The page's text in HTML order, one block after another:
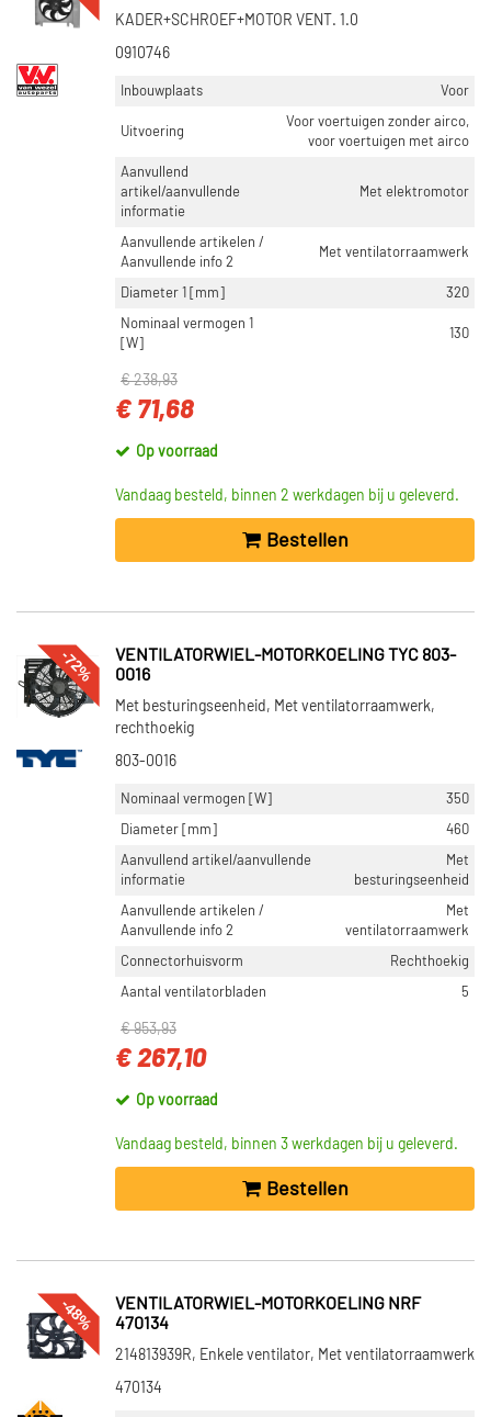
KADER+SCHROEF+MOTOR VENT. 1.0
0910746
Inbouwplaats Voor
Uitvoering
Voor voertuigen zonder airco,
voor voertuigen met airco
Aanvullend
artikel/aanvullende
informatie
Met elektromotor
Aanvullende artikelen /
Aanvullende info 2
Met ventilatorraamwerk
Diameter 1 [mm]
320
Nominaal vermogen 1
[W]
130
€ 238,93
€ 71,68
Op voorraad
Vandaag besteld, binnen 2 werkdagen bij u geleverd.
Bestellen
-72%
VENTILATORWIEL-MOTORKOELING TYC 803-
0016
Met besturingseenheid, Met ventilatorraamwerk,
rechthoekig
803-0016
Nominaal vermogen [W]
350
Diameter [mm]
460
Aanvullend artikel/aanvullende
informatie
Met
besturingseenheid
Aanvullende artikelen /
Aanvullende info 2
Met
ventilatorraamwerk
Connectorhuisvorm
Rechthoekig
Aantal ventilatorbladen
5
€ 953,93
€ 267,10
Op voorraad
Vandaag besteld, binnen 3 werkdagen bij u geleverd.
Bestellen
-48%
VENTILATORWIEL-MOTORKOELING NRF
470134
214813939R, Enkele ventilator, Met ventilatorraamwerk
470134